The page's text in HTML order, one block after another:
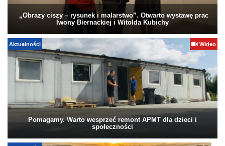
„Obrazy ciszy – rysunek i malarstwo”. Otwarto wystawę prac
Iwony Biernackiej i Witolda Kubichy
Aktualności Wideo
Pomagamy. Warto wesprzeć remont APMT dla dzieci i
społeczności